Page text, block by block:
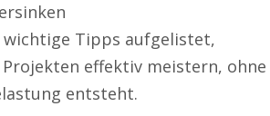
wichtige Tipps aufgelistet,
effektiv meistern, ohne
entsteht.